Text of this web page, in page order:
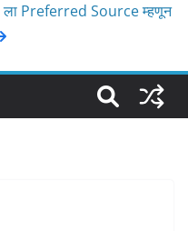
ला Preferred Source म्हणून